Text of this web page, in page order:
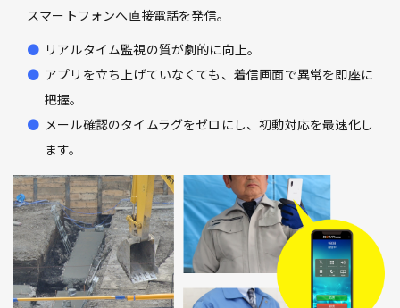
スマートフォンへ直接電話を発信。
リアルタイム監視の質が劇的に向上。
アプリを立ち上げていなくても、着信画面で異常を即座に
把握。
メール確認のタイムラグをゼロにし、初動対応を最速化し
ます。